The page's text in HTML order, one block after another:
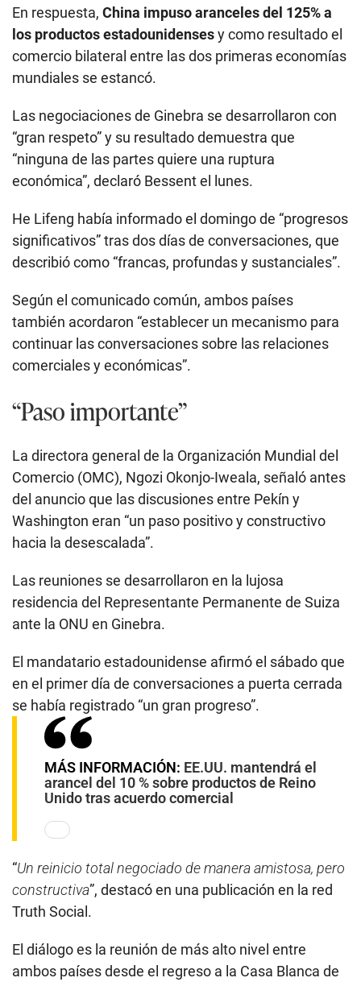
En respuesta, China impuso aranceles del 125% a
los productos estadounidensesy como resultado el
comercio bilateral entre las dos primeras economías
mundiales se estancó.
Las negociaciones de Ginebra se desarrollaron con
“gran respeto” y su resultado demuestra que
“ninguna de las partes quiere una ruptura
económica”, declaró Bessent el lunes.
He Lifeng había informado el domingo de “progresos
significativos” tras dos días de conversaciones, que
describió como “francas, profundas y sustanciales”.
Según el comunicado común, ambos países
también acordaron “establecer un mecanismo para
continuar las conversaciones sobre las relaciones
comerciales y económicas”.
“Paso importante”
La directora general de la Organización Mundial del
Comercio (OMC), Ngozi Okonjo-Iweala, señaló antes
del anuncio que las discusiones entre Pekín y
Washington eran “un paso positivo y constructivo
hacia la desescalada”.
Las reuniones se desarrollaron en la lujosa
residencia del Representante Permanente de Suiza
ante la ONU en Ginebra.
El mandatario estadounidense afirmó el sábado que
en el primer día de conversaciones a puerta cerrada
se había registrado “un gran progreso”.
MÁS INFORMACIÓN: EE.UU. mantendrá el
arancel del 10 % sobre productos de Reino
Unido tras acuerdo comercial
“Un reinicio total negociado de manera amistosa, pero
constructiva”, destacó en una publicación en la red
Truth Social.
El diálogo es la reunión de más alto nivel entre
ambos países desde el regreso a la Casa Blanca de